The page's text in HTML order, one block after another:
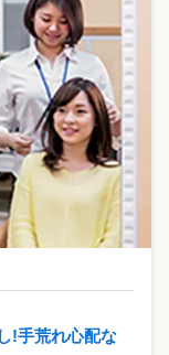
!手荒れ心配な